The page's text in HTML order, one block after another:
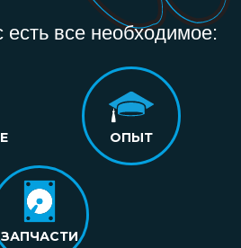
есть все необходимое:
ОПЫТ
ЗАПЧАСТИ